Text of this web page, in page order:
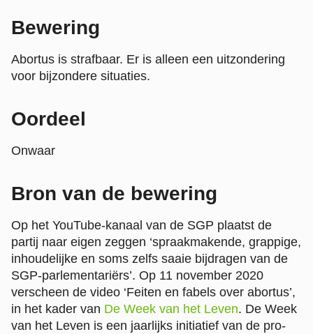
Bewering
Abortus is strafbaar. Er is alleen een uitzondering
voor bijzondere situaties.
Oordeel
Onwaar
Bron van de bewering
Op het YouTube-kanaal van de SGP plaatst de
partij naar eigen zeggen ‘spraakmakende, grappige,
inhoudelijke en soms zelfs saaie bijdragen van de
SGP-parlementariërs’. Op 11 november 2020
verscheen de video ‘Feiten en fabels over abortus’,
in het kader van De Week van het Leven. De Week
van het Leven is een jaarlijks initiatief van de pro-